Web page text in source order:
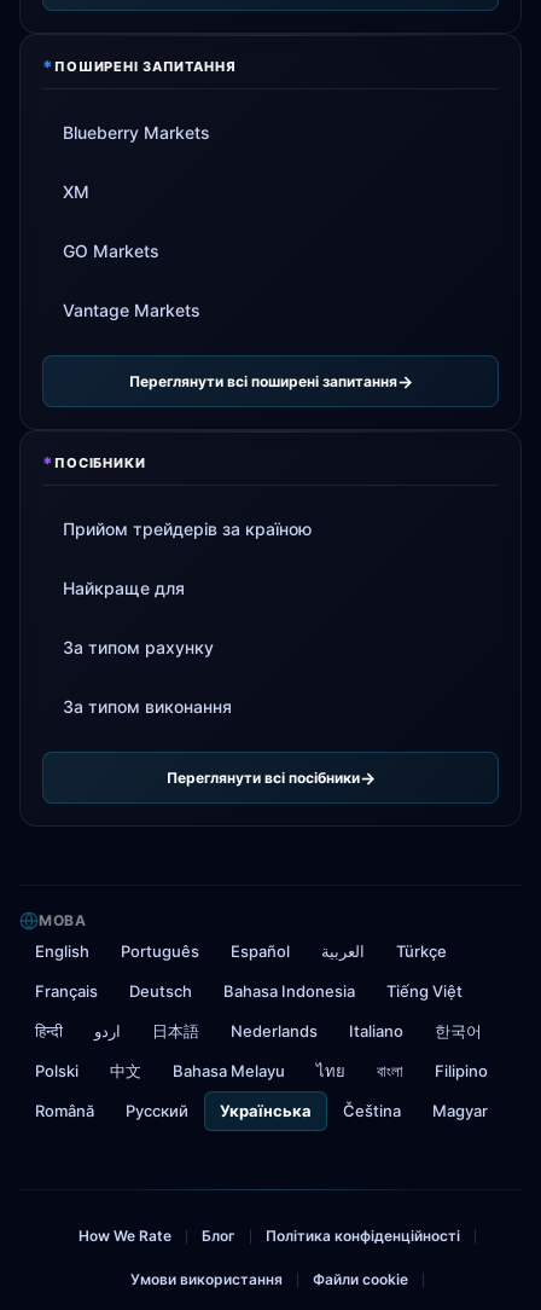
*ПОШИРЕНІ ЗАПИТАННЯ
Blueberry Markets
XM
GO Markets
Vantage Markets
Переглянути всі поширені запитання
*ПОСІБНИКИ
Прийом трейдерів за країною
Найкраще для
За типом рахунку
За типом виконання
Переглянути всі посібники
МОВА
English Português Español العربية Türkçe
Français Deutsch Bahasa Indonesia Tiếng Việt
हिन्दी اردو 日本語 Nederlands Italiano 한국어
Polski 中文 Bahasa Melayu ไทย বাংলা Filipino
Română Русский Українська Čeština Magyar
How We Rate Блог Політика конфіденційності
Умови використання Файли cookie